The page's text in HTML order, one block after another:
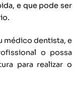
e que pode ser
médico dentista, e
o possa
para realizar o